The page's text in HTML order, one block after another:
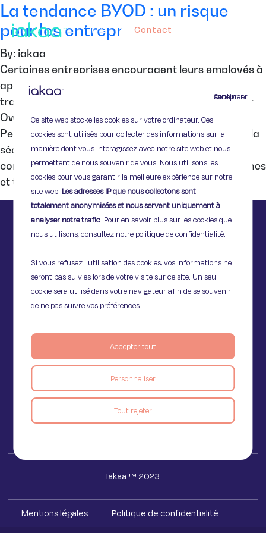
Continuer sans accepter
Ce site web stocke les cookies sur votre ordinateur. Ces
cookies sont utilisés pour collecter des informations sur la
manière dont vous interagissez avec notre site web et nous
permettent de nous souvenir de vous. Nous utilisons les
cookies pour vous garantir la meilleure expérience sur notre
site web. Les adresses IP que nous collectons sont
totalement anonymisées et nous servent uniquement à
analyser notre trafic. Pour en savoir plus sur les cookies que
nous utilisons, consultez notre politique de confidentialité.
Si vous refusez l'utilisation des cookies, vos informations ne
seront pas suivies lors de votre visite sur ce site. Un seul
cookie sera utilisé dans votre navigateur afin de se souvenir
de ne pas suivre vos préférences.
Personnaliser
Tout rejeter
Accepter tout
Contact
La tendance BYOD : un risque
pour les entreprises ?
By: iakaa
Certaines entreprises encouragent leurs employés à
apporter leur matériel informatique personnel au
travail. Ce phénomène, appelé le BYOD (Bring Your
Own Device), ou PAP (Prenez vos Appareils
Personnels) amène plusieurs questions relatives à la
sécurité des données de l’entreprise. Le BYOD
concerne les ordinateurs mais aussi les smartphones
et tablettes. Les plus du BYOD. Le […]
11 Rue de Provence,
75009 Paris
Voir le blog
Iakaa ™ 2023
Mentions légales Politique de confidentialité